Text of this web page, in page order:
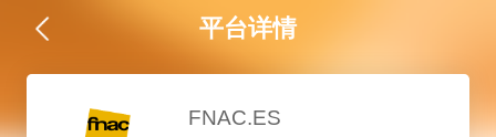
平台详情
FNAC.ES